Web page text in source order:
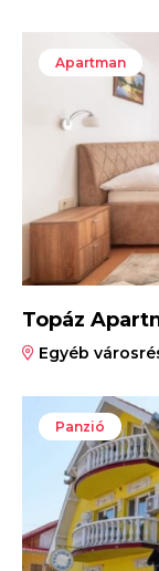
Apartman
Topáz
Egyéb
Panzió